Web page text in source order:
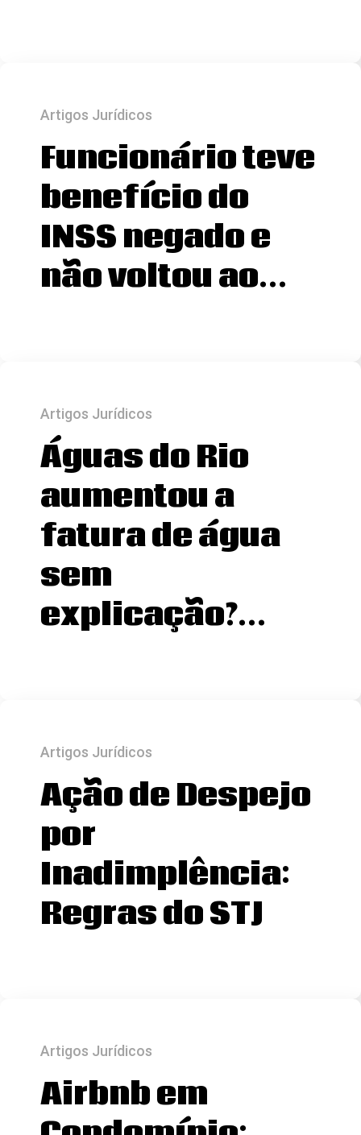
Artigos Jurídicos
Funcionário teve
benefício do
INSS negado e
não voltou ao…
Artigos Jurídicos
Águas do Rio
aumentou a
fatura de água
sem
explicação?…
Artigos Jurídicos
Ação de Despejo
por
Inadimplência:
Regras do STJ
Artigos Jurídicos
Airbnb em